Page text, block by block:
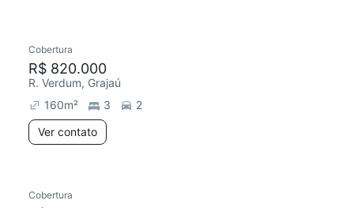
Cobertura
R$ 820.000
R. Verdum, Grajaú
160m² 3
2
Ver contato
Cobertura